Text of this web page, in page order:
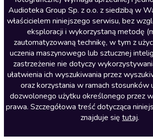
Nauka języków
Nauki humanistyczne
Podcasty i audycje
Polityka
Prasa
Religia
Romans
Audioteka Group Sp. z o.o. z siedzibą w
właścicielem niniejszego serwisu, bez
eksploracji i wykorzystaną metodę
zautomatyzowaną technikę, w tym z
uczenia maszynowego lub sztucznej
zastrzeżenie nie dotyczy
ułatwienia ich wyszukiwania przez
oraz korzystania w ramach stosunków
dozwolonego użytku określonego przez
prawa. Szczegółowa treść dotycząca
znajduje się tutaj.